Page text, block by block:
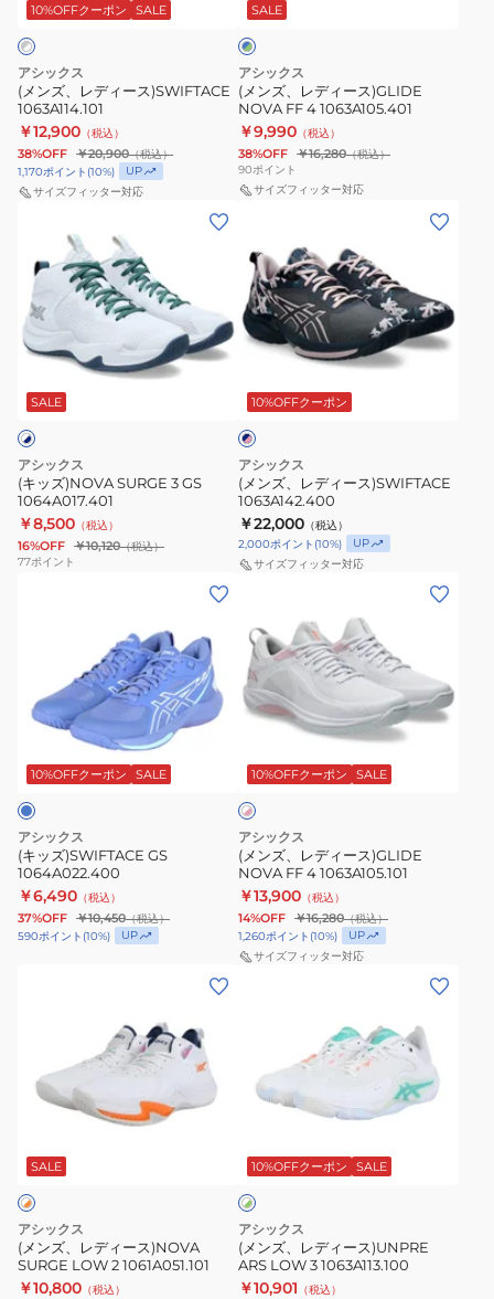
ス)SWIFTACE
1063A114.101
10%OFFクーポン SALE
アシックス
(メンズ、レディース)SWIFTACE
1063A114.101
￥12,900 （税込）
38%OFF ￥20,900（税込）
1,170ポイント (10%)
UP
サイズフィッター対応
ス)GLIDE
NOVA
FF
4
1063A105.401
SALE
ー
リ
ー
ン
アシックス
(メンズ、レディース)GLIDE
NOVA FF 4 1063A105.401
￥9,990 （税込）
38%OFF ￥16,280（税込）
90ポイント
サイズフィッター対応
ズ)NOVA
SURGE
3
GS
1064A017.401
SALE
アシックス
(キッズ)NOVA SURGE 3 GS
1064A017.401
￥8,500 （税込）
16%OFF ￥10,120（税込）
77ポイント
ズ、
レ
デ
ィ
ス)SWIFTACE
1063A142.400
10%OFFクーポン
ネ
ピ
ン
ク
アシックス
(メンズ、レディース)SWIFTACE
1063A142.400
￥22,000 （税込）
2,000ポイント (10%)
UP
サイズフィッター対応
ズ)SWIFTACE
1064A022.400
10%OFFクーポン SALE
アシックス
(キッズ)SWIFTACE GS
1064A022.400
￥6,490 （税込）
37%OFF ￥10,450（税込）
590ポイント (10%) UP
ズ、
レ
デ
ィ
ス)GLIDE
NOVA
FF
4
1063A105.101
10%OFFクーポン SALE
ホ
ワ
イ
ピ
ン
ク
アシックス
(メンズ、レディース)GLIDE
NOVA FF 4 1063A105.101
￥13,900 （税込）
14%OFF ￥16,280（税込）
1,260ポイント (10%)
UP
サイズフィッター対応
ス)NOVA
SURGE
LOW
2
1061A051.101
SALE
アシックス
(メンズ、レディース)NOVA
SURGE LOW 2 1061A051.101
￥10,800 （税込）
ス)UNPRE
ARS
LOW
3
1063A113.100
10%OFFクーポン SALE
グ
リ
ー
ン
アシックス
(メンズ、レディース)UNPRE
ARS LOW 3 1063A113.100
￥10,901 （税込）